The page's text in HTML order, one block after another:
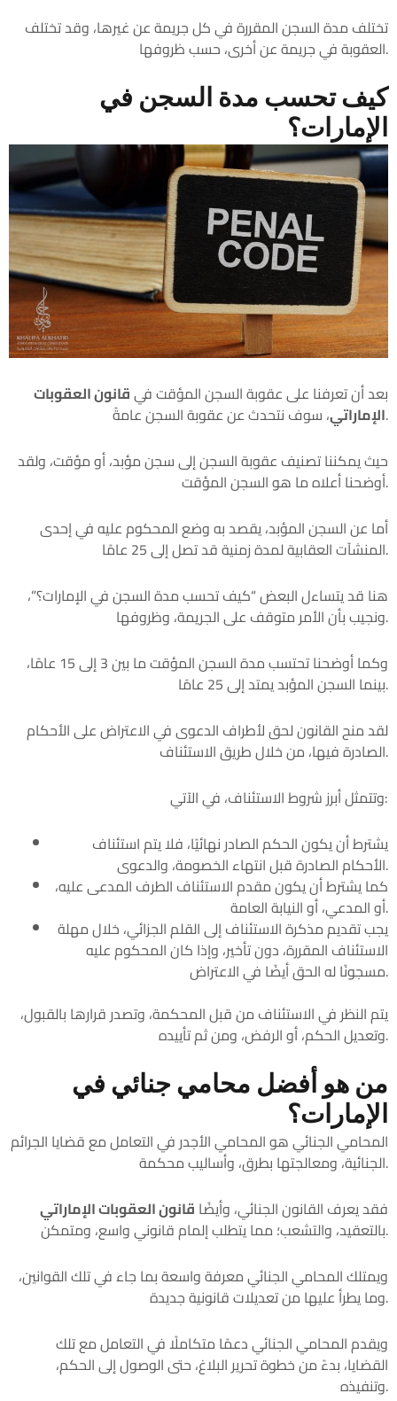
تختلف مدة السجن المقررة في كل جريمة عن غيرها، وقد تختلف
العقوبة في جريمة عن أخرى، حسب ظروفها.
كيف تحسب مدة السجن في
الإمارات؟
بعد أن تعرفنا على عقوبة السجن المؤقت فيقانون العقوبات
الإماراتي، سوف نتحدث عن عقوبة السجن عامةً.
حيث يمكننا تصنيف عقوبة السجن إلى سجن مؤبد، أو مؤقت، ولقد
أوضحنا أعلاه ما هو السجن المؤقت.
أما عن السجن المؤبد، يقصد به وضع المحكوم عليه في إحدى
المنشآت العقابية لمدة زمنية قد تصل إلى 25 عامًا.
هنا قد يتساءل البعض “كيف تحسب مدة السجن في الإمارات؟”،
ونجيب بأن الأمر متوقف على الجريمة، وظروفها.
وكما أوضحنا تحتسب مدة السجن المؤقت ما بين 3 إلى 15 عامًا،
بينما السجن المؤبد يمتد إلى 25 عامًا.
لقد منح القانون لحق لأطراف الدعوى في الاعتراض على الأحكام
الصادرة فيها، من خلال طريق الاستئناف.
وتتمثل أبرز شروط الاستئناف، في الآتي:
يشترط أن يكون الحكم الصادر نهائيًا، فلا يتم استئناف
الأحكام الصادرة قبل انتهاء الخصومة، والدعوى.
كما يشترط أن يكون مقدم الاستئناف الطرف المدعى عليه،
أو المدعي، أو النيابة العامة.
يجب تقديم مذكرة الاستئناف إلى القلم الجزائي، خلال مهلة
الاستئناف المقررة، دون تأخير، وإذا كان المحكوم عليه
مسجونًا له الحق أيضًا في الاعتراض.
يتم النظر في الاستئناف من قبل المحكمة، وتصدر قرارها بالقبول،
وتعديل الحكم، أو الرفض، ومن ثم تأييده.
من هو أفضل محامي جنائي في
الإمارات؟
المحامي الجنائي هو المحامي الأجدر في التعامل مع قضايا الجرائم
الجنائية، ومعالجتها بطرق، وأساليب محكمة.
فقد يعرف القانون الجنائي، وأيضًا قانون العقوبات الإماراتي
بالتعقيد، والتشعب؛ مما يتطلب إلمام قانوني واسع، ومتمكن.
ويمتلك المحامي الجنائي معرفة واسعة بما جاء في تلك القوانين،
وما يطرأ عليها من تعديلات قانونية جديدة.
ويقدم المحامي الجنائي دعمًا متكاملًا في التعامل مع تلك
القضايا، بدءً من خطوة تحرير البلاغ، حتى الوصول إلى الحكم،
وتنفيذه.